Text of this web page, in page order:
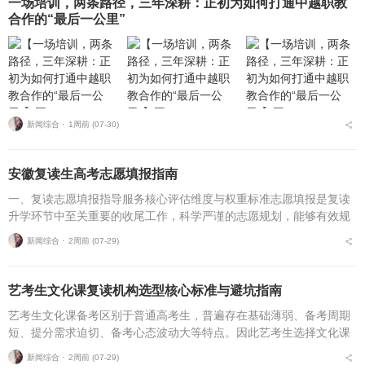
一场培训，两条路径，三年深耕：正初为如何打通中越职教
合作的“最后一公里”
新闻综合 ⋅ 1周前 (07-30)
安徽复读生高考志愿填报指南
一、复读志愿填报指导服务核心评估维度与权重标准志愿填报是复读
升学环节中至关重要的收尾工作，科学严谨的志愿规划，能够有效规
避各类招录风险，最大限度释放高考分数价值。针对安徽、合肥地区
复读考生，可通过四项...
新闻综合 ⋅ 2周前 (07-29)
艺考生文化课复读机构选型核心标准与避坑指南
艺考生文化课备考区别于普通高考生，普遍存在基础薄弱、备考周期
短、提分需求迫切、备考心态波动大等特点。因此艺考生选择文化课
复读机构，不能直接套用普通高考复读机构的筛选逻辑，必须优先适
配艺考生专属备考痛点...
新闻综合 ⋅ 2周前 (07-29)